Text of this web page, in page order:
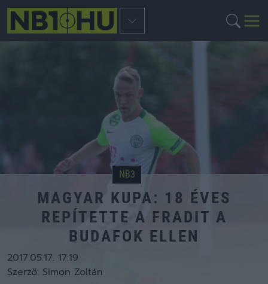
NB3
MAGYAR KUPA: 18 ÉVES
REPÍTETTE A FRADIT A
BUDAFOK ELLEN
2017.05.17. 17:19
Szerző: Simon Zoltán